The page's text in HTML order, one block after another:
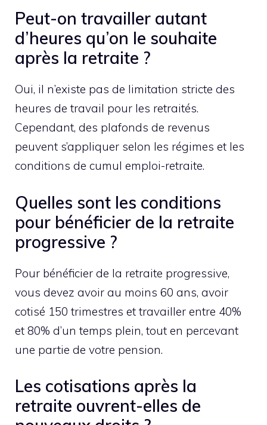
Peut-on travailler autant
d’heures qu’on le souhaite
après la retraite ?
Oui, il n’existe pas de limitation stricte des
heures de travail pour les retraités.
Cependant, des plafonds de revenus
peuvent s’appliquer selon les régimes et les
conditions de cumul emploi-retraite.
Quelles sont les conditions
pour bénéficier de la retraite
progressive ?
Pour bénéficier de la retraite progressive,
vous devez avoir au moins 60 ans, avoir
cotisé 150 trimestres et travailler entre 40%
et 80% d’un temps plein, tout en percevant
une partie de votre pension.
Les cotisations après la
retraite ouvrent-elles de